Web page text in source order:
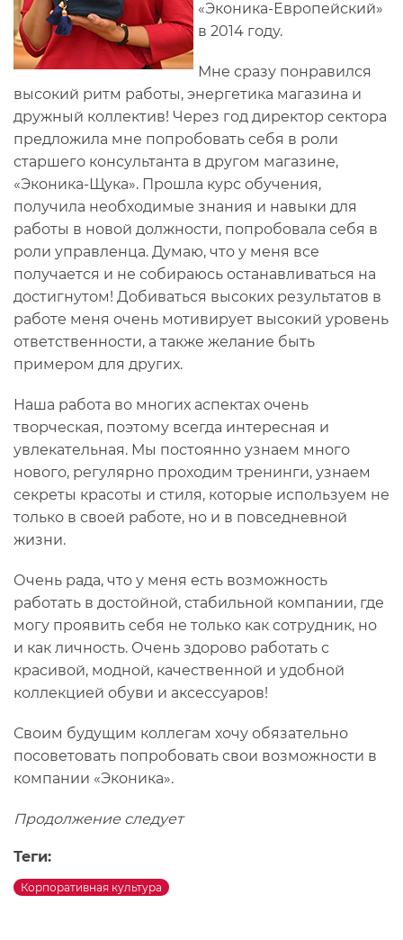
«Эконика-Европейский»
в 2014 году.
Мне сразу понравился
высокий ритм работы, энергетика магазина и
дружный коллектив! Через год директор сектора
предложила мне попробовать себя в роли
старшего консультанта в другом магазине,
«Эконика-Щука». Прошла курс обучения,
получила необходимые знания и навыки для
работы в новой должности, попробовала себя в
роли управленца. Думаю, что у меня все
получается и не собираюсь останавливаться на
достигнутом! Добиваться высоких результатов в
работе меня очень мотивирует высокий уровень
ответственности, а также желание быть
примером для других.
Наша работа во многих аспектах очень
творческая, поэтому всегда интересная и
увлекательная. Мы постоянно узнаем много
нового, регулярно проходим тренинги, узнаем
секреты красоты и стиля, которые используем не
только в своей работе, но и в повседневной
жизни.
Очень рада, что у меня есть возможность
работать в достойной, стабильной компании, где
могу проявить себя не только как сотрудник, но
и как личность. Очень здорово работать с
красивой, модной, качественной и удобной
коллекцией обуви и аксессуаров!
Своим будущим коллегам хочу обязательно
посоветовать попробовать свои возможности в
компании «Эконика».
Продолжение следует
Теги:
Корпоративная культура